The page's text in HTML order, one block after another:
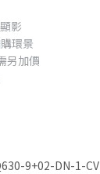
影
環景
另加價
9+02-DN-1-CV